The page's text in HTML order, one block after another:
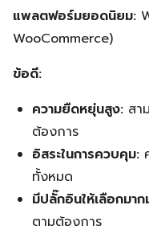
แพลตฟอร์มยอดนิยม:
WooCommerce)
ข้อดี:
ความยืดหยุ่นสูง: สา
ต้องการ
อิสระในการควบคุม:
ทั้งหมด
มีปลั๊กอินให้เลือกมาก
ตามต้องการ